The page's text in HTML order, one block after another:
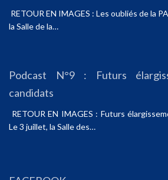
RETOUR EN IMAGES : Les oubliés de la
la Salle de la…
Podcast N°9 : Futurs
candidats
RETOUR EN IMAGES : Futurs
Le 3 juillet, la Salle des…